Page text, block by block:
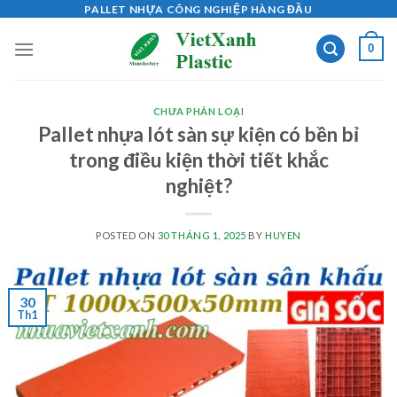
content
PALLET NHỰA CÔNG NGHIỆP HÀNG ĐẦU
0
CHƯA PHÂN LOẠI
Pallet nhựa lót sàn sự kiện có bền bỉ
trong điều kiện thời tiết khắc
nghiệt?
POSTED ON 30 THÁNG 1, 2025 BY HUYEN
30
Th1